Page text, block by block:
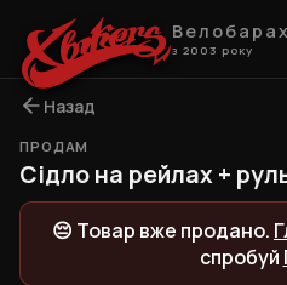
з 2003 року
Назад
ПРОДАМ
Сідло на рейлах +
😔 Товар вже продано.
спробуй